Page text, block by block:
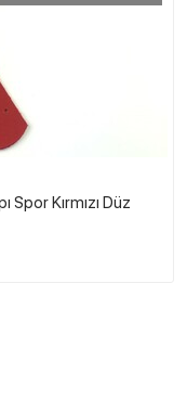
Spor Kırmızı Düz